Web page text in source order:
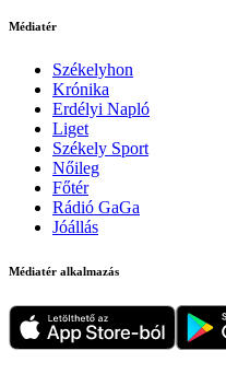
Médiatér
Székelyhon
Krónika
Erdélyi Napló
Liget
Székely Sport
Nőileg
Főtér
Rádió GaGa
Jóállás
Médiatér alkalmazás